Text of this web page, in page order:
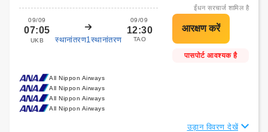
09/09
07:05
UKB स्थानांतरण1स्थानांतरण
09/09
12:30
TAO
ईंधन सरचार्ज शामिल है
पासपोर्ट आवश्यक है
All Nippon Airways
All Nippon Airways
All Nippon Airways
All Nippon Airways
उड़ान विवरण देखें